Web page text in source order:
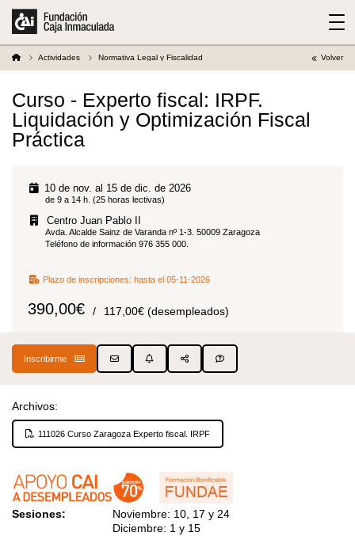
Actividades Normativa Legal y Fiscalidad Volver
Curso - Experto fiscal: IRPF.
Liquidación y Optimización Fiscal
Práctica
10 de nov. al 15 de dic. de 2026
de 9 a 14 h. (25 horas lectivas)
Centro Juan Pablo II
Avda. Alcalde Sainz de Varanda nº 1-3. 50009 Zaragoza
Teléfono de información 976 355 000.
Plazo de inscripciones: hasta el 05-11-2026
390,00€ 117,00€ (desempleados)
Inscribirme
Archivos:
111026 Curso Zaragoza Experto fiscal. IRPF
Sesiones:
Noviembre: 10, 17 y 24
Diciembre: 1 y 15